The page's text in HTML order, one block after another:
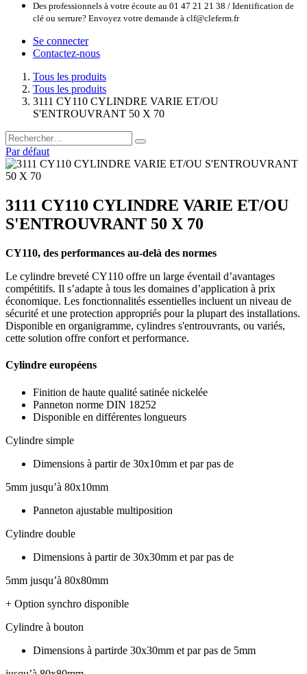
Des professionnels à votre écoute au 01 47 21 21 38 / Identification de
clé ou serrure? Envoyez votre demande à clf@cleferm.fr
Se connecter
Contactez-nous
Tous les produits
Tous les produits
3111 CY110 CYLINDRE VARIE ET/OU
S'ENTROUVRANT 50 X 70
Par défaut
3111 CY110 CYLINDRE VARIE ET/OU
S'ENTROUVRANT 50 X 70
CY110, des performances au-delà des normes
Le cylindre breveté CY110 offre un large éventail d’avantages
compétitifs. Il s’adapte à tous les domaines d’application à prix
économique. Les fonctionnalités essentielles incluent un niveau de
sécurité et une protection appropriés pour la plupart des installations.
Disponible en organigramme, cylindres s'entrouvrants, ou variés,
cette solution offre confort et performance.
Cylindre européens
Finition de haute qualité satinée nickelée
Panneton norme DIN 18252
Disponible en différentes longueurs
Cylindre simple
Dimensions à partir de 30x10mm et par pas de
5mm jusqu’à 80x10mm
Panneton ajustable multiposition
Cylindre double
Dimensions à partir de 30x30mm et par pas de
5mm jusqu’à 80x80mm
+ Option synchro disponible
Cylindre à bouton
Dimensions à partirde 30x30mm et par pas de 5mm